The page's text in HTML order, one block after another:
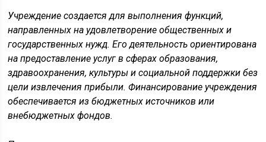
Учреждение создается для выполнения функций,
направленных на удовлетворение общественных и
государственных нужд. Его деятельность ориентирована
на предоставление услуг в сферах образования,
здравоохранения, культуры и социальной поддержки без
цели извлечения прибыли. Финансирование учреждения
обеспечивается из бюджетных источников или
внебюджетных фондов.